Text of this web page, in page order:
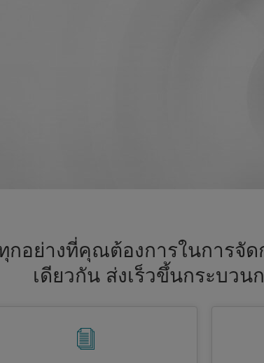
กอย่างที่คุณต้องการในการจั
เดียวกัน ส่งเร็วขึ้นกระบว